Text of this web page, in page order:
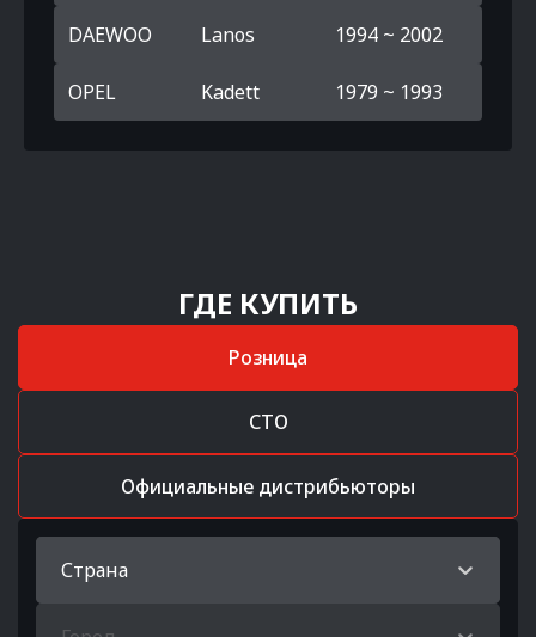
DAEWOO Lanos 1994 ~ 2002
OPEL Kadett 1979 ~ 1993
ГДЕ КУПИТЬ
Розница
СТО
Официальные дистрибьюторы
Страна